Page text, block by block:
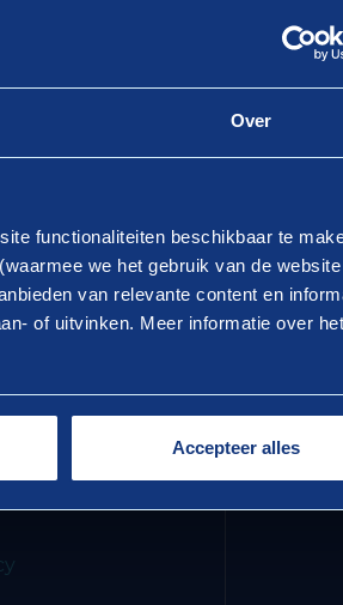
Over
functionaliteiten beschikbaar te
we het gebruik van de website
van relevante content en
of uitvinken. Meer informatie over het
Accepteer alles